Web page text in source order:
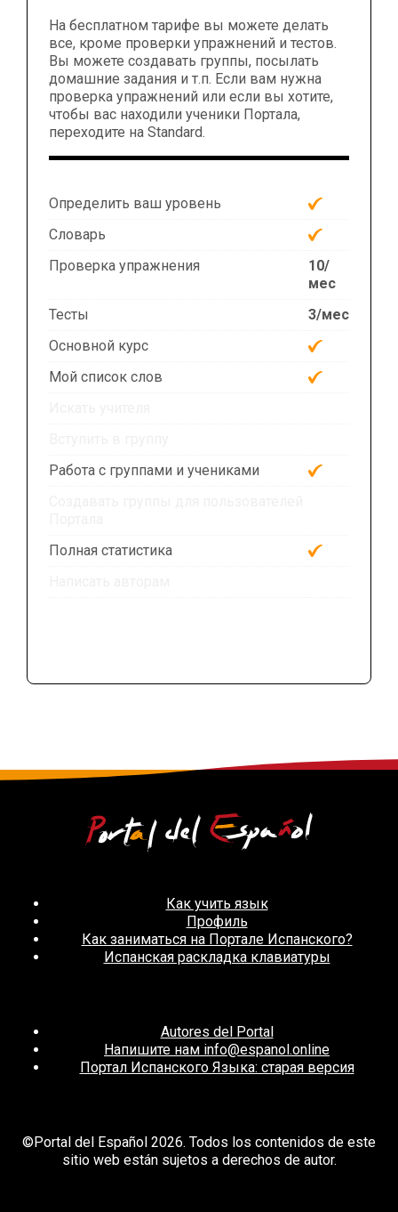
На бесплатном тарифе вы можете делать
все, кроме проверки упражнений и тестов.
Вы можете создавать группы, посылать
домашние задания и т.п. Если вам нужна
проверка упражнений или если вы хотите,
чтобы вас находили ученики Портала,
переходите на Standard.
Определить ваш уровень
Словарь
Проверка упражнения
10/
мес
Тесты
3/мес
Основной курс
Мой список слов
Работа с группами и учениками
Полная статистика
Как учить язык
Профиль
Как заниматься на Портале Испанского?
Испанская раскладка клавиатуры
Autores del Portal
Напишите нам info@espanol.online
Портал Испанского Языка: старая версия
©Portal del Español 2026. Todos los contenidos de este
sitio web están sujetos a derechos de autor.